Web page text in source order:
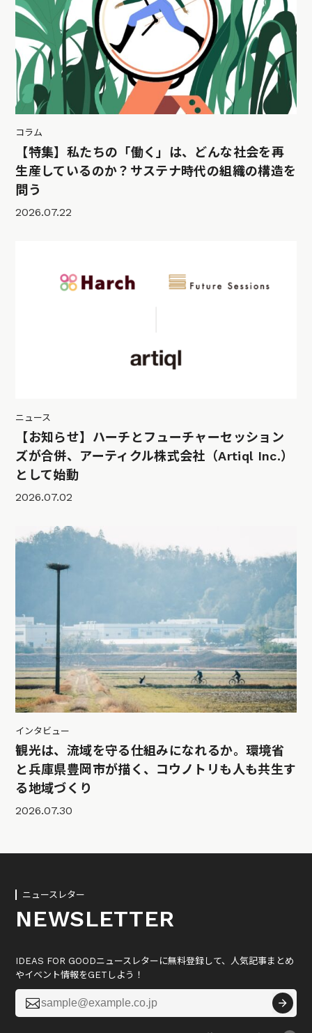
コラム
【特集】私たちの「働く」は、どんな社会を再
生産しているのか？サステナ時代の組織の構造を
問う
2026.07.22
ニュース
【お知らせ】ハーチとフューチャーセッション
ズが合併、アーティクル株式会社（Artiql Inc.）
として始動
2026.07.02
インタビュー
観光は、流域を守る仕組みになれるか。環境省
と兵庫県豊岡市が描く、コウノトリも人も共生す
る地域づくり
2026.07.30
ニュースレター
NEWSLETTER
IDEAS FOR GOODニュースレターに無料登録して、人気記事まとめ
やイベント情報をGETしよう！
